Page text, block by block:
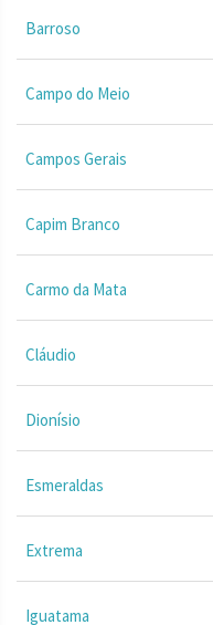
Barroso
Campo do Meio
Campos Gerais
Capim Branco
Carmo da Mata
Cláudio
Dionísio
Esmeraldas
Extrema
Iguatama